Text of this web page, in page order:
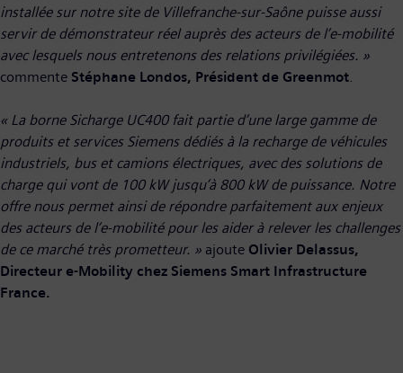
installée sur notre site de Villefranche-sur-Saône puisse aussi
servir de démonstrateur réel auprès des acteurs de l’e-mobilité
avec lesquels nous entretenons des relations privilégiées. »
commente Stéphane Londos, Président de Greenmot.
« La borne Sicharge UC400 fait partie d’une large gamme de
produits et services Siemens dédiés à la recharge de véhicules
industriels, bus et camions électriques, avec des solutions de
charge qui vont de 100 kW jusqu’à 800 kW de puissance. Notre
offre nous permet ainsi de répondre parfaitement aux enjeux
des acteurs de l’e-mobilité pour les aider à relever les challenges
de ce marché très prometteur. » ajoute Olivier Delassus,
Directeur e-Mobility chez Siemens Smart Infrastructure
France.